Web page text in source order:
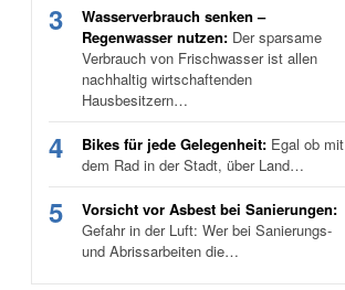
3
Wasserverbrauch senken –
Regenwasser nutzen: Der sparsame
Verbrauch von Frischwasser ist allen
nachhaltig wirtschaftenden
Hausbesitzern…
4 Bikes für jede Gelegenheit: Egal ob mit
dem Rad in der Stadt, über Land…
5
Vorsicht vor Asbest bei Sanierungen:
Gefahr in der Luft: Wer bei Sanierungs-
und Abrissarbeiten die…